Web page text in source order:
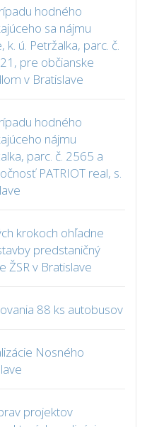
hodného
sa nájmu
ú. Petržalka, parc. č.
pre občianske
v Bratislave
hodného
nájmu
parc. č. 2565 a
PATRIOT real, s.
krokoch ohľadne
predstaničný
ŽSR v Bratislave
88 ks autobusov
Nosného
projektov